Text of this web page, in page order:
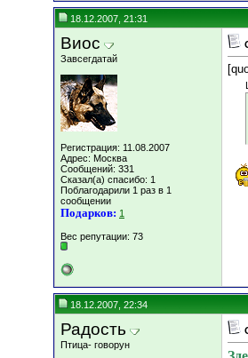
18.12.2007, 21:31
Виос
Завсегдатай
Регистрация: 11.08.2007
Адрес: Москва
Сообщений: 331
Сказал(а) спасибо: 1
Поблагодарили 1 раз в 1
сообщении
Подарков: 1
Вес репутации: 73
18.12.2007, 22:34
Радость
Птица- говорун